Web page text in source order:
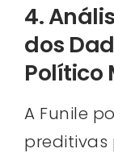
4.
dos
Político
A Funile